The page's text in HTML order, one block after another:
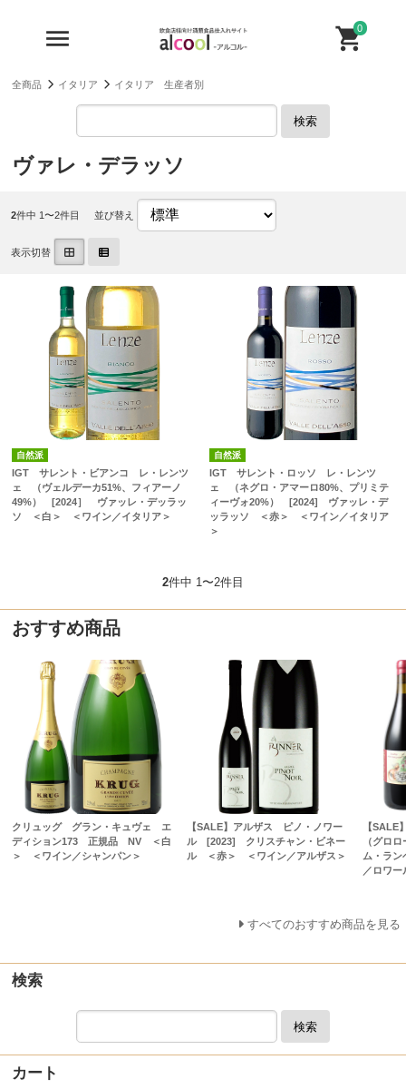
0
全商品 イタリア イタリア 生産者別
検索
ヴァレ・デラッソ
2件中 1〜2件目 並び替え
表示切替
自然派
IGT サレント・ビアンコ レ・レンツ
ェ （ヴェルデーカ51%、フィアーノ
49%） [2024］ ヴァッレ・デッラッ
ソ ＜白＞ ＜ワイン／イタリア＞
自然派
IGT サレント・ロッソ レ・レンツ
ェ （ネグロ・アマーロ80%、プリミテ
ィーヴォ20%） [2024] ヴァッレ・デ
ッラッソ ＜赤＞ ＜ワイン／イタリア
＞
2件中 1〜2件目
おすすめ商品
クリュッグ グラン・キュヴェ エ
ディション173 正規品 NV ＜白
＞ ＜ワイン／シャンパン＞
【SALE】アルザス ピノ・ノワー
ル [2023] クリスチャン・ビネー
ル ＜赤＞ ＜ワイン／アルザス＞
【
（グロ
ム・ラ
／ロワー
すべてのおすすめ商品を見る
検索
検索
カート